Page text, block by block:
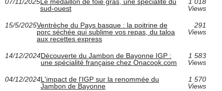
07/11/2025Le médaillon de foie gras, une spécialité du
sud-ouest
1 018
Views
15/5/2025Ventrèche du Pays basque : la poitrine de
porc séchée qui sublime vos repas, du taloa
aux recettes express
291
Views
14/12/2024Découverte du Jambon de Bayonne IGP :
une spécialité française chez Onacook.com
1 583
Views
04/12/2024L'impact de l'IGP sur la renommée du
Jambon de Bayonne
1 570
Views